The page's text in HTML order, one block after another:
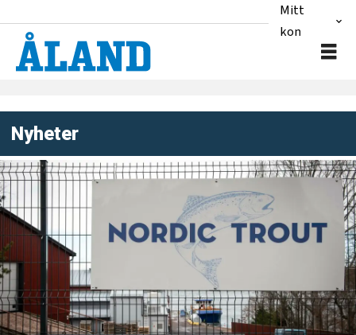
Mitt
konto
Nyheter